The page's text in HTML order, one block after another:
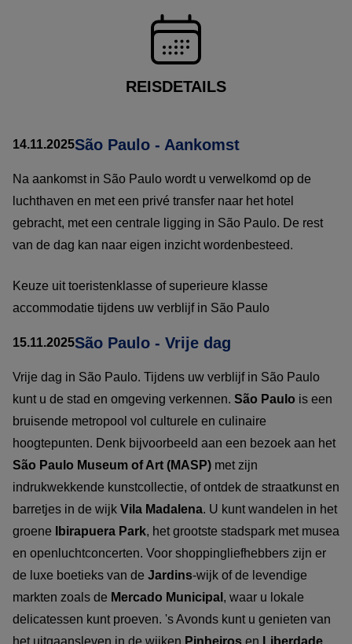
REISDETAILS
14.11.2025São Paulo - Aankomst
Na aankomst in São Paulo wordt u verwelkomd op de
luchthaven en met een privé transfer naar het hotel
gebracht, met een centrale ligging in São Paulo. De rest
van de dag kan naar eigen inzicht wordenbesteed.
Keuze uit toeristenklasse of superieure klasse
accommodatie tijdens uw verblijf in São Paulo
15.11.2025São Paulo - Vrije dag
Vrije dag in São Paulo. Tijdens uw verblijf in São Paulo
kunt u de stad en omgeving verkennen. São Paulo is een
bruisende metropool vol culturele en culinaire
hoogtepunten. Denk bijvoorbeeld aan een bezoek aan het
São Paulo Museum of Art (MASP) met zijn
indrukwekkende kunstcollectie, of ontdek de straatkunst en
barretjes in de wijk Vila Madalena. U kunt wandelen in het
groene
Ibirapuera Park, het grootste stadspark met musea
en openluchtconcerten. Voor shoppingliefhebbers zijn er
de luxe boetieks van de Jardins-wijk of de levendige
markten zoals de Mercado Municipal , waar u lokale
delicatessen kunt proeven. 's Avonds kunt u genieten van